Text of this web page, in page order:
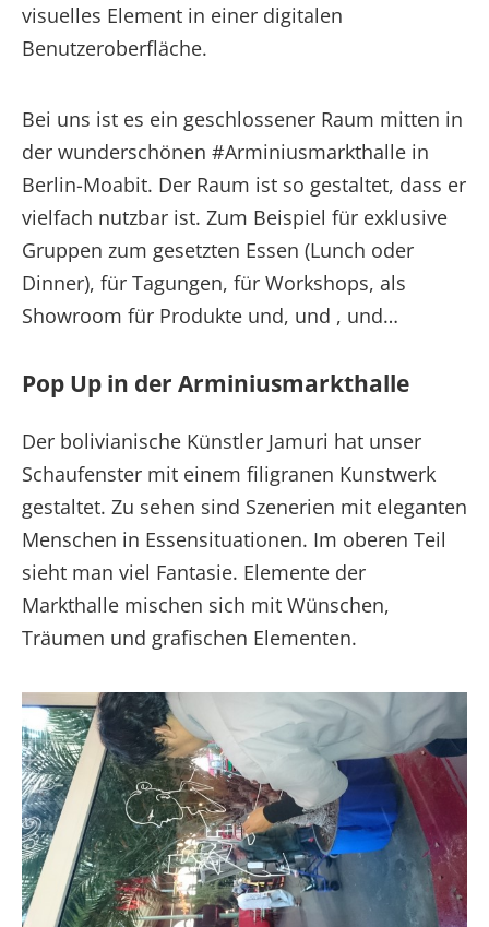
visuelles Element in einer digitalen
Benutzeroberfläche.
Bei uns ist es ein geschlossener Raum mitten in
der wunderschönen #Arminiusmarkthalle in
Berlin-Moabit. Der Raum ist so gestaltet, dass er
vielfach nutzbar ist. Zum Beispiel für exklusive
Gruppen zum gesetzten Essen (Lunch oder
Dinner), für Tagungen, für Workshops, als
Showroom für Produkte und, und , und…
Pop Up in der Arminiusmarkthalle
Der bolivianische Künstler Jamuri hat unser
Schaufenster mit einem filigranen Kunstwerk
gestaltet. Zu sehen sind Szenerien mit eleganten
Menschen in Essensituationen. Im oberen Teil
sieht man viel Fantasie. Elemente der
Markthalle mischen sich mit Wünschen,
Träumen und grafischen Elementen.